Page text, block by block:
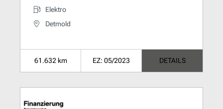
Elektro
Detmold
61.632 km EZ: 05/2023 DETAILS